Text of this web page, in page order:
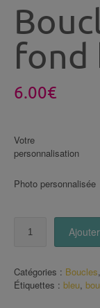
fond
6.00€
Votre
personnalisation
Photo personnalisée
fond
bleu
Catégories : Boucles,
Étiquettes : bleu,